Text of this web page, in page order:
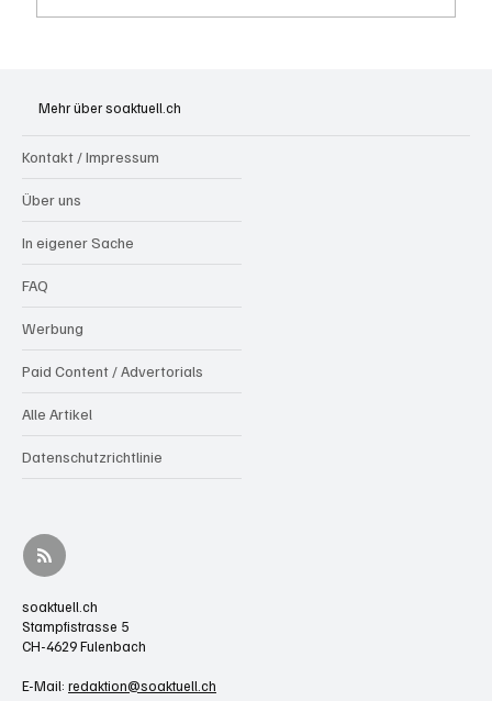
Mehr über soaktuell.ch
Kontakt / Impressum
Über uns
In eigener Sache
FAQ
Werbung
Paid Content / Advertorials
Alle Artikel
Datenschutzrichtlinie
soaktuell.ch
Stampfistrasse 5
CH-4629 Fulenbach
E-Mail: redaktion@soaktuell.ch